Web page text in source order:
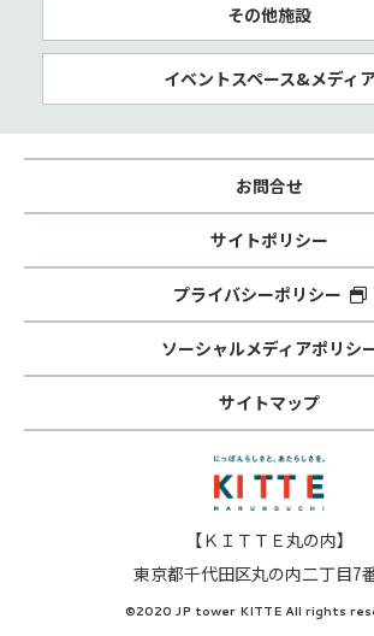
その他施設
イベントスペース&メディ
お問合せ
サイトポリシー
プライバシーポリシー
ソーシャルメディアポリシ
サイトマップ
【ＫＩＴＴＥ丸の内】
東京都千代田区丸の内二丁目7
©2020 JP tower KITTE All rights